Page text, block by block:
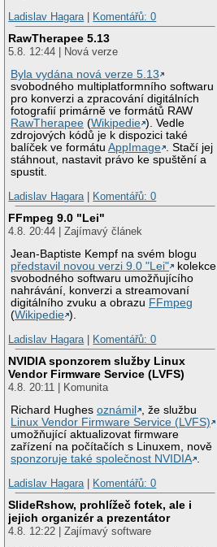
Ladislav Hagara| Komentářů: 0
RawTherapee 5.13
5.8. 12:44 | Nová verze
Byla vydána nová verze 5.13
svobodného multiplatformního softwaru
pro konverzi a zpracování digitálních
fotografií primárně ve formátů RAW
RawTherapee (Wikipedie ). Vedle
zdrojových kódů je k dispozici také
balíček ve formátuAppImage . Stačí jej
stáhnout, nastavit právo ke spuštění a
spustit.
Ladislav Hagara| Komentářů: 0
FFmpeg 9.0 "Lei"
4.8. 20:44 | Zajímavý článek
Jean-Baptiste Kempf na svém blogu
představil novou verzi 9.0 "Lei"
kolekce
svobodného softwaru umožňujícího
nahrávání, konverzi a streamovaní
digitálního zvuku a obrazu FFmpeg
(Wikipedie ).
Ladislav Hagara| Komentářů: 0
NVIDIA sponzorem služby Linux
Vendor Firmware Service (LVFS)
4.8. 20:11 | Komunita
Richard Hughesoznámil
, že službu
Linux Vendor Firmware Service (LVFS)
umožňující aktualizovat firmware
zařízení na počítačích s Linuxem, nově
sponzoruje také společnost NVIDIA .
Ladislav Hagara| Komentářů: 0
SlideRshow, prohlížeč fotek, ale i
jejich organizér a prezentátor
4.8. 12:22 | Zajímavý software